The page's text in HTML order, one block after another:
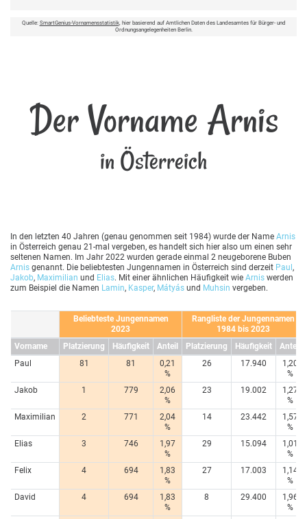
Quelle: SmartGenius-Vornamensstatistik, hier basierend auf Amtlichen Daten des Landesamtes für Bürger- und
Ordnungsangelegenheiten Berlin.
Der Vorname Arnis
in Österreich
In den letzten 40 Jahren (genau genommen seit 1984) wurde der Name Arnis
in Österreich genau 21-mal vergeben, es handelt sich hier also um einen sehr
seltenen Namen. Im Jahr 2022 wurden gerade einmal 2 neugeborene Buben
Arnis genannt. Die beliebtesten Jungennamen in Österreich sind derzeit Paul,
Jakob, Maximilian und Elias. Mit einer ähnlichen Häufigkeit wie Arnis werden
zum Beispiel die Namen Lamin, Kasper, Mátyás und Muhsin vergeben.
Beliebteste Jungennamen
2023
Rangliste der Jungennamen
1984 bis 2023
Vorname
Platzierung Häufigkeit Anteil Platzierung Häufigkeit
Anteil
Paul
81 81
0,21
%
26 17.940
1,20
%
Jakob
1 779
2,06
%
23 19.002
1,27
%
Maximilian
2 771
2,04
%
14 23.442
1,57
%
Elias
3 746
1,97
%
29 15.094
1,01
%
Felix
4 694
1,83
%
27 17.003
1,14
%
David
4 694
1,83
%
8 29.400
1,96
%